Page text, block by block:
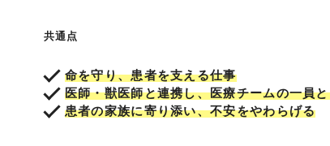
共通点
命を守り、患者を支える仕事
医師・獣医師と連携し、医療チームの一員
患者の家族に寄り添い、不安をやわらげる